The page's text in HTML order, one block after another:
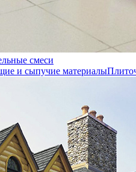
смеси
и сыпучие материалы